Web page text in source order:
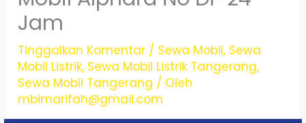
Jam
Tinggalkan Komentar / Sewa Mobil, Sewa
Mobil Listrik, Sewa Mobil Listrik Tangerang,
Sewa Mobil Tangerang / Oleh
mbimarifah@gmail.com